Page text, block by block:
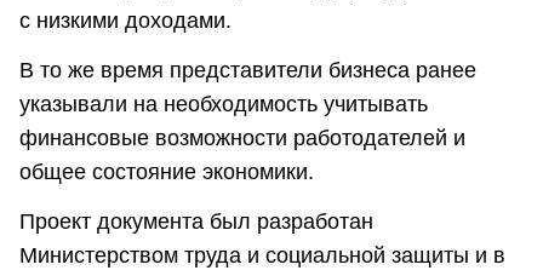
с низкими доходами.
В то же время представители бизнеса ранее
указывали на необходимость учитывать
финансовые возможности работодателей и
общее состояние экономики.
Проект документа был разработан
Министерством труда и социальной защиты и в